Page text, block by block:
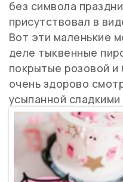
без символа
присутствовал в
Вот эти маленькие
деле тыквенные
покрытые розовой и
очень здорово
усыпанной